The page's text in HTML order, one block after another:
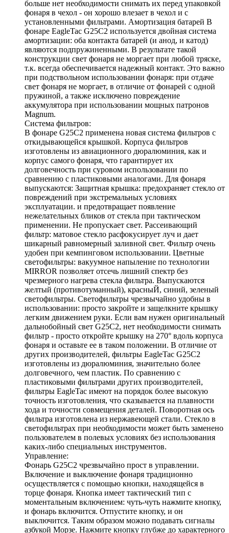
больше нет необходимости снимать их перед упаковкой
фонаря в чехол - он хорошо влезает в чехол и с
установленными фильтрами. Амортизация батарей В
фонаре EagleTac G25C2 используется двойная система
амортизации: оба контакта батарей (и анод, и катод)
являются подпружиненными. В результате такой
конструкции свет фонаря не моргает при любой тряске,
т.к. всегда обеспечивается надежный контакт. Это важно
при подствольном использовании фонаря: при отдаче
свет фонаря не моргает, в отличие от фонарей с одной
пружиной, а также исключено повреждение
аккумулятора при использовании мощных патронов
Magnum.
Система фильтров:
В фонаре G25C2 применена новая система фильтров с
откидывающейся крышкой. Корпуса фильтров
изготовлены из авиационного дюралюминия, как и
корпус самого фонаря, что гарантирует их
долговечность при суровом использовании по
сравнению с пластиковыми аналогами. Для фонаря
выпускаются: Защитная крышка: предохраняет стекло от
повреждений при экстремальных условиях
эксплуатации. и предотвращает появление
нежелательных бликов от стекла при тактическом
применении. Не пропускает свет. Рассеивающий
фильтр: матовое стекло расфокусирует луч и дает
шикарный равномерный заливной свет. Фильтр очень
удобен при кемпинговом использовании. Цветные
светофильтры: вакуумное напыление по технологии
MIRROR позволяет отсечь лишний спектр без
чрезмерного нагрева стекла фильтра. Выпускаются
желтый (противотуманный), красныЙ, синий, зеленый
светофильтры. Светофильтры чрезвычайно удобны в
использовании: просто закройте и защелкните крышку
легким движением руки. Если вам нужен оригинальный
дальнобойный свет G25C2, нет необходимости снимать
фильтр - просто откройте крышку на 270° вдоль корпуса
фонаря и оставьте ее в таком положении. В отличие от
других производителей, фильтры EagleTac G25C2
изготовлены из дюралюминия, значительно более
долговечного, чем пластик. По сравнению с
пластиковыми фильтрами других производителей,
фильтры EagleTac имеют на порядок более высокую
точность изготовления, что сказывается на плавности
хода и точности совмещения деталей. Поворотная ось
фильтра изготовлена из нержавеющей стали. Стекло в
светофильтрах при необходимости может быть заменено
пользователем в полевых условиях без использования
каких-либо специальных инструментов.
Управление:
Фонарь G25C2 чрезвычайно прост в управлении.
Включение и выключение фонаря традиционно
осуществляется с помощью кнопки, находящейся в
торце фонаря. Кнопка имеет тактический тип с
моментальным включением: чуть-чуть нажмите кнопку,
и фонарь включится. Отпустите кнопку, и он
выключится. Таким образом можно подавать сигналы
азбукой Морзе. Нажмите кнопку глубже до характерного